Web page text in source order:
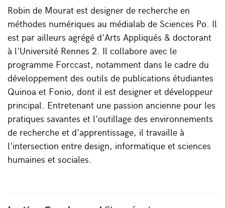
Robin de Mourat est designer de recherche en
méthodes numériques au médialab de Sciences Po. Il
est par ailleurs agrégé d'Arts Appliqués & doctorant
à l'Université Rennes 2. Il collabore avec le
programme Forccast, notamment dans le cadre du
développement des outils de publications étudiantes
Quinoa et Fonio, dont il est designer et développeur
principal. Entretenant une passion ancienne pour les
pratiques savantes et l'outillage des environnements
de recherche et d'apprentissage, il travaille à
l'intersection entre design, informatique et sciences
humaines et sociales.